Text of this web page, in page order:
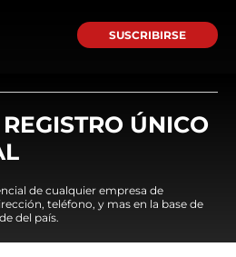
SUSCRIBIRSE
ÚNICO
de cualquier empresa de
teléfono, y mas en la base de
del país.